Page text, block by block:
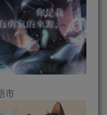
市